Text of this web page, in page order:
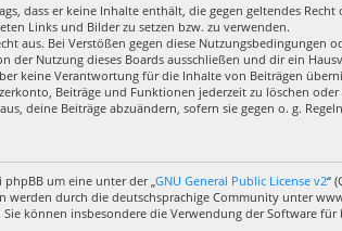
dass er keine Inhalte enthält, die gegen geltendes
Links und Bilder zu setzen bzw. zu verwenden.
aus. Bei Verstößen gegen diese
der Nutzung dieses Boards ausschließen und dir ein
keine Verantwortung für die Inhalte von Beiträgen
Beiträge und Funktionen jederzeit zu löschen oder
deine Beiträge abzuändern, sofern sie gegen o. g.
um eine unter der „ GNU General Public License v2“
werden durch die deutschsprachige Community unter
können insbesondere die Verwendung der Software